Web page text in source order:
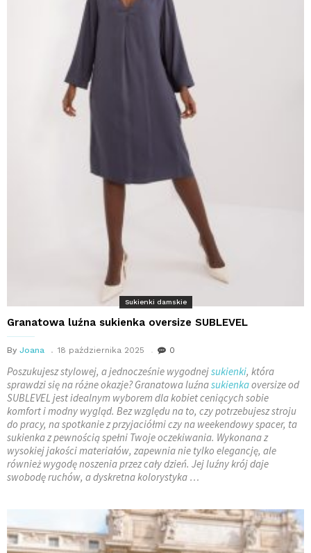
Sukienki damskie
Granatowa luźna sukienka oversize SUBLEVEL
By Joana 18 października 2025 0
Poszukujesz stylowej, a jednocześnie wygodnejsukienki, która
sprawdzi się na różne okazje? Granatowa luźnasukienkaoversize od
SUBLEVEL jest idealnym wyborem dla kobiet ceniących sobie
komfort i modny wygląd. Bez względu na to, czy potrzebujesz stroju
do pracy, na spotkanie z przyjaciółmi czy na weekendowy spacer, ta
sukienka z pewnością spełni Twoje oczekiwania. Wykonana z
wysokiej jakości materiałów, zapewnia nie tylko elegancję, ale
również wygodę noszenia przez cały dzień. Jej luźny krój daje
swobodę ruchów, a dyskretna kolorystyka …